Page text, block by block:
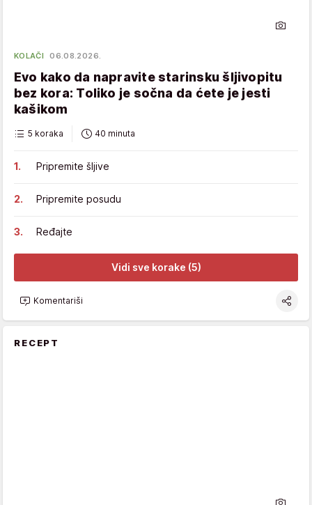
KOLAČI 06.08.2026.
Evo kako da napravite starinsku šljivopitu
bez kora: Toliko je sočna da ćete je jesti
kašikom
5 koraka 40 minuta
Pripremite šljive
Pripremite posudu
Ređajte
Vidi sve korake (5)
Komentariši
RECEPT